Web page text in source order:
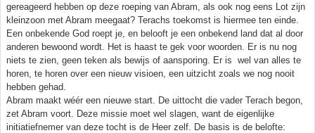
gereageerd hebben op deze roeping van Abram, als ook nog eens Lot zijn
kleinzoon met Abram meegaat? Terachs toekomst is hiermee ten einde.
Een onbekende God roept je, en belooft je een onbekend land dat al door
anderen bewoond wordt. Het is haast te gek voor woorden. Er is nu nog
niets te zien, geen teken als bewijs of aansporing. Er is wel van alles te
horen, te horen over een nieuw visioen, een uitzicht zoals we nog nooit
hebben gehad.
Abram maakt wéér een nieuwe start. De uittocht die vader Terach begon,
zet Abram voort. Deze missie moet wel slagen, want de eigenlijke
initiatiefnemer van deze tocht is de Heer zelf. De basis is de belofte: